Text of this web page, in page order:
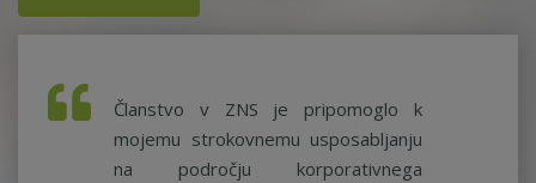
Članstvo v ZNS je pripomoglo k
mojemu strokovnemu usposabljanju
na področju korporativnega